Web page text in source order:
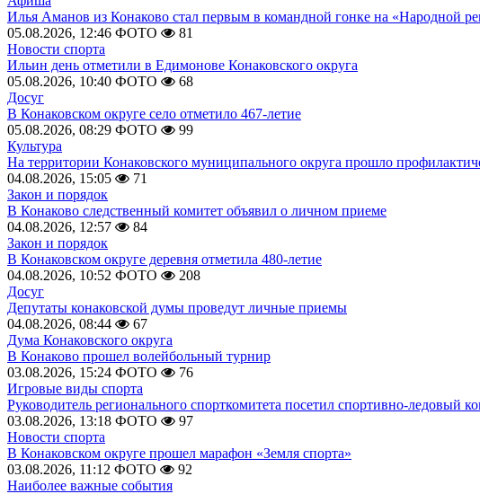
Илья Аманов из Конаково стал первым в командной гонке на «Народной
05.08.2026, 12:46 ФОТО
81
Новости спорта
Ильин день отметили в Едимонове Конаковского округа
05.08.2026, 10:40 ФОТО
68
Досуг
В Конаковском округе село отметило 467-летие
05.08.2026, 08:29 ФОТО
99
Культура
На территории Конаковского муниципального округа прошло
04.08.2026, 15:05
71
Закон и порядок
В Конаково следственный комитет объявил о личном приеме
04.08.2026, 12:57
84
Закон и порядок
В Конаковском округе деревня отметила 480-летие
04.08.2026, 10:52 ФОТО
208
Досуг
Депутаты конаковской думы проведут личные приемы
04.08.2026, 08:44
67
Дума Конаковского округа
В Конаково прошел волейбольный турнир
03.08.2026, 15:24 ФОТО
76
Игровые виды спорта
Руководитель регионального спорткомитета посетил спортивно-ледовый
03.08.2026, 13:18 ФОТО
97
Новости спорта
В Конаковском округе прошел марафон «Земля спорта»
03.08.2026, 11:12 ФОТО
92
Наиболее важные события